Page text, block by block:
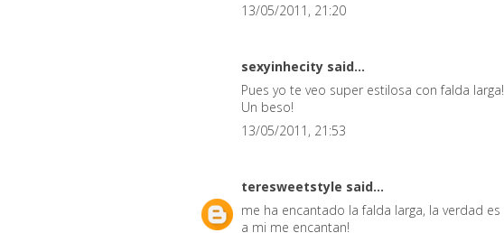
13/05/2011, 21:20
sexyinhecity said...
Pues yo te veo super estilosa con falda
Un beso!
13/05/2011, 21:53
teresweetstyle said...
me ha encantado la falda larga, la verdad
a mi me encantan!